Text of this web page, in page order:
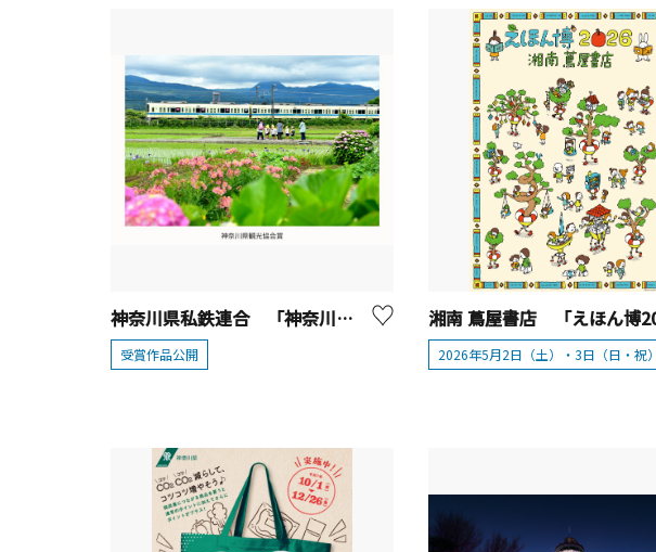
神奈川県私鉄連合 「神奈川公共交通でつむぐ神奈川の旅 フォトコンテスト」受賞作品発表
受賞作品公開 2026年5月2日（土）・3日（日・祝）